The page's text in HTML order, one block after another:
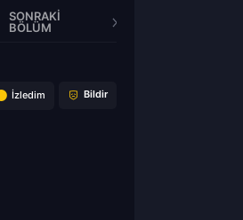
SONRAKI
BÖLÜM
İzledim Bildir